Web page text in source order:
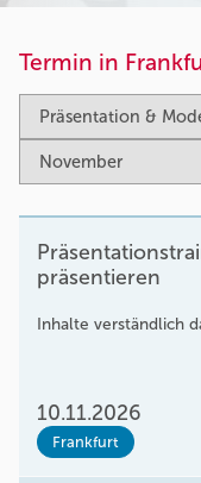
Termin in
präsentieren
Inhalte verständlich
10.11.2026
Frankfurt